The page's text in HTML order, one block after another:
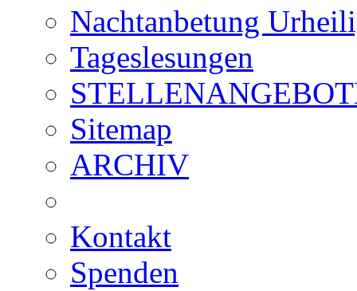
Nachtanbetung
Tageslesungen
Sitemap
ARCHIV
Kontakt
Spenden